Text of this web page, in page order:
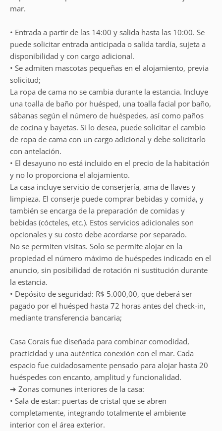
mar.
• Entrada a partir de las 14:00 y salida hasta las 10:00. Se
puede solicitar entrada anticipada o salida tardía, sujeta a
disponibilidad y con cargo adicional.
• Se admiten mascotas pequeñas en el alojamiento, previa
solicitud;
La ropa de cama no se cambia durante la estancia. Incluye
una toalla de baño por huésped, una toalla facial por baño,
sábanas según el número de huéspedes, así como paños
de cocina y bayetas. Si lo desea, puede solicitar el cambio
de ropa de cama con un cargo adicional y debe solicitarlo
con antelación.
• El desayuno no está incluido en el precio de la habitación
y no lo proporciona el alojamiento.
La casa incluye servicio de conserjería, ama de llaves y
limpieza. El conserje puede comprar bebidas y comida, y
también se encarga de la preparación de comidas y
bebidas (cócteles, etc.). Estos servicios adicionales son
opcionales y su costo debe acordarse por separado.
No se permiten visitas. Solo se permite alojar en la
propiedad el número máximo de huéspedes indicado en el
anuncio, sin posibilidad de rotación ni sustitución durante
la estancia.
• Depósito de seguridad: R$ 5.000,00, que deberá ser
pagado por el huésped hasta 72 horas antes del check-in,
mediante transferencia bancaria;
Casa Corais fue diseñada para combinar comodidad,
practicidad y una auténtica conexión con el mar. Cada
espacio fue cuidadosamente pensado para alojar hasta 20
huéspedes con encanto, amplitud y funcionalidad.
➔ Zonas comunes interiores de la casa:
• Sala de estar: puertas de cristal que se abren
completamente, integrando totalmente el ambiente
interior con el área exterior.